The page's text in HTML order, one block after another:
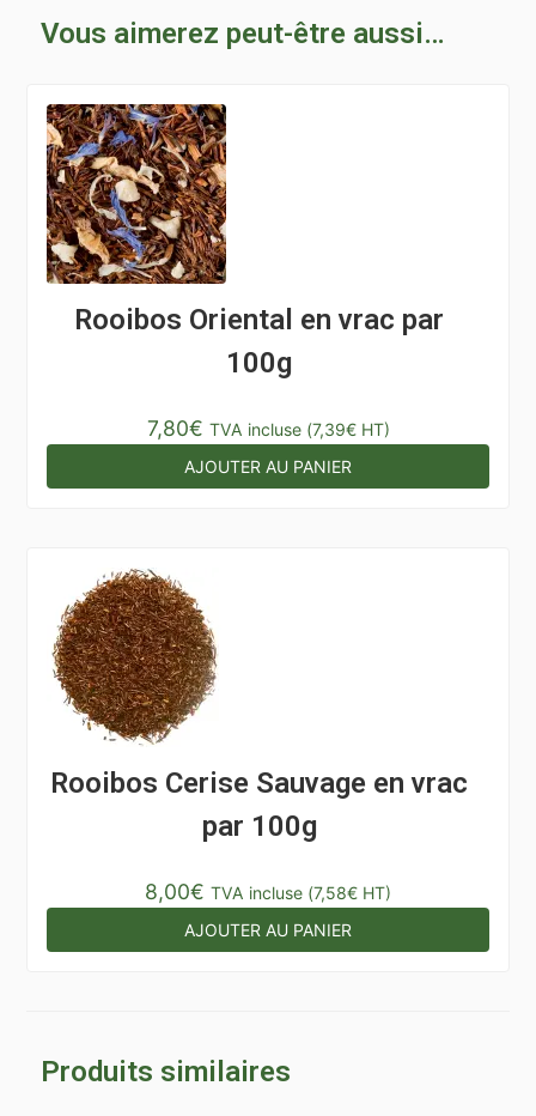
Vous aimerez peut-être aussi…
Rooibos Oriental en vrac par
100g
7,80€ TVA incluse (7,39€HT)
AJOUTER AU PANIER
Rooibos Cerise Sauvage en vrac
par 100g
8,00€ TVA incluse (7,58€ HT)
AJOUTER AU PANIER
Produits similaires